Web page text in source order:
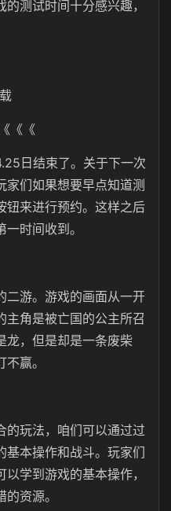
测试时间十分感兴趣，
《《
日结束了。关于下一次
家们如果想要早点知道测
钮来进行预约。这样之后
时间收到。
二游。游戏的画面从一开
主角是被亡国的公主所召
龙，但是却是一条废柴
赢。
的玩法，咱们可以通过过
基本操作和战斗。玩家们
学到游戏的基本操作，
资源。